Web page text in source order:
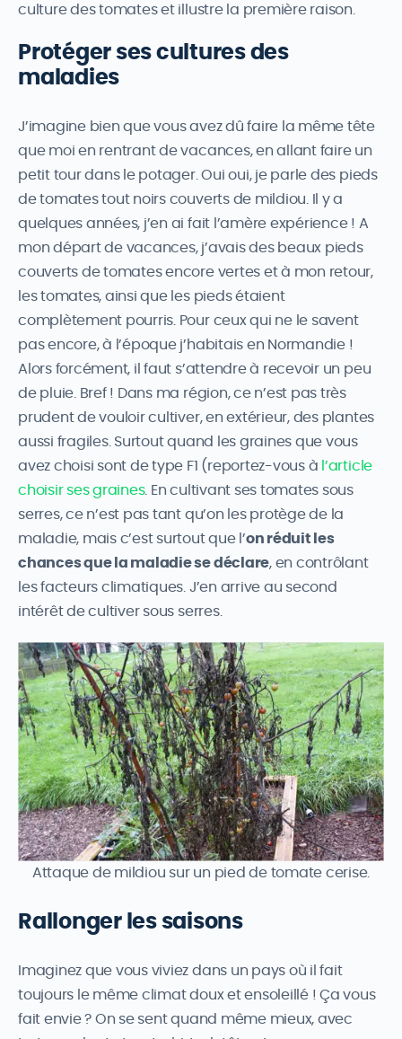
culture des tomates et illustre la première raison.
Protéger ses cultures des
maladies
J’imagine bien que vous avez dû faire la même tête
que moi en rentrant de vacances, en allant faire un
petit tour dans le potager. Oui oui, je parle des pieds
de tomates tout noirs couverts de mildiou. Il y a
quelques années, j’en ai fait l’amère expérience ! A
mon départ de vacances, j’avais des beaux pieds
couverts de tomates encore vertes et à mon retour,
les tomates, ainsi que les pieds étaient
complètement pourris. Pour ceux qui ne le savent
pas encore, à l’époque j’habitais en Normandie !
Alors forcément, il faut s’attendre à recevoir un peu
de pluie. Bref ! Dans ma région, ce n’est pas très
prudent de vouloir cultiver, en extérieur, des plantes
aussi fragiles. Surtout quand les graines que vous
avez choisi sont de type F1 (reportez-vous à l’article
choisir ses graines. En cultivant ses tomates sous
serres, ce n’est pas tant qu’on les protège de la
maladie, mais c’est surtout que l’on réduit les
chances que la maladie se déclare, en contrôlant
les facteurs climatiques. J’en arrive au second
intérêt de cultiver sous serres.
Attaque de mildiou sur un pied de tomate cerise.
Rallonger les saisons
Imaginez que vous viviez dans un pays où il fait
toujours le même climat doux et ensoleillé ! Ça vous
fait envie ? On se sent quand même mieux, avec